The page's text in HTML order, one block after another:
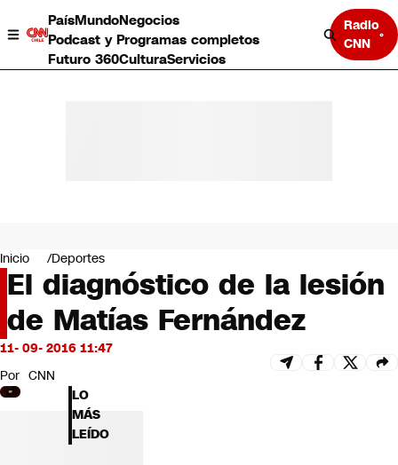
PaísMundoNegocios
Podcast y Programas completos
Futuro 360CulturaServicios
Radio
CNN
Negocios
Deportes
Programas completos
Cultura
Servicios
Bits
CNN Data
CNN tiempo
Futuro 360
Inicio Deportes
El diagnóstico de la lesión
de Matías Fernández
11- 09- 2016 11:47
Por CNN
LO
MÁS
LEÍDO